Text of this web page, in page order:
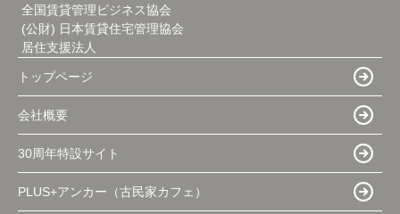
全国賃貸管理ビジネス協会
(公財) 日本賃貸住宅管理協会
居住支援法人
トップページ
会社概要
30周年特設サイト
PLUS+アンカー（古民家カフェ）